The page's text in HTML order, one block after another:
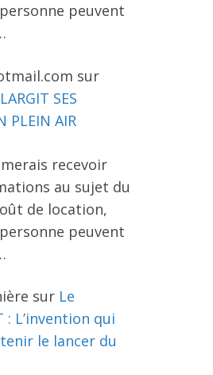
peuvent
sur
SES
PLEIN AIR
recevoir
au sujet du
de location,
peuvent
sur Le
: L’invention qui
le lancer du